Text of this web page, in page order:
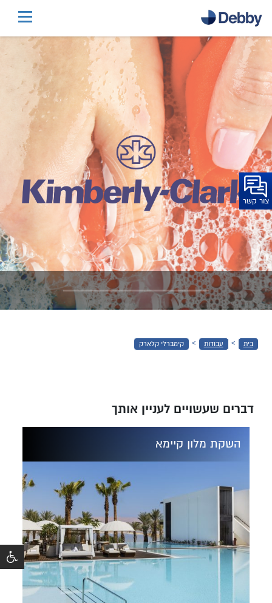
דלג
לתוכן
הראשי
לכותרת
התחתונה
צור קשר
קימברלי
קלארק
בית › עבודות › קימברלי קלארק
דברים שעשויים לעניין אותך
השקת מלון קיימא